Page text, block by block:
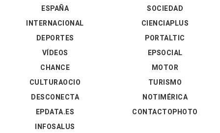
ESPAÑA
INTERNACIONAL
DEPORTES
VÍDEOS
SOCIEDAD
CIENCIAPLUS
PORTALTIC
EPSOCIAL
CHANCE
CULTURAOCIO
DESCONECTA
EPDATA.ES
INFOSALUS
MOTOR
TURISMO
NOTIMÉRICA
CONTACTOPHOTO